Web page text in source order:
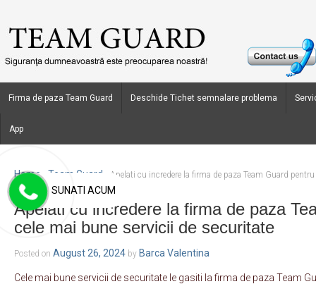
Firma de paza Team Guard Deschide Tichet semnalare problema
App
Home Team Guard Apelati cu incredere la firma de paza Team Guard
Apelati cu incredere la firma de paza
cele mai bune servicii de securitate
Posted on August 26, 2024 by Barca Valentina
Cele mai bune servicii de securitate le gasiti la firma de paza Team
SUNATI ACUM